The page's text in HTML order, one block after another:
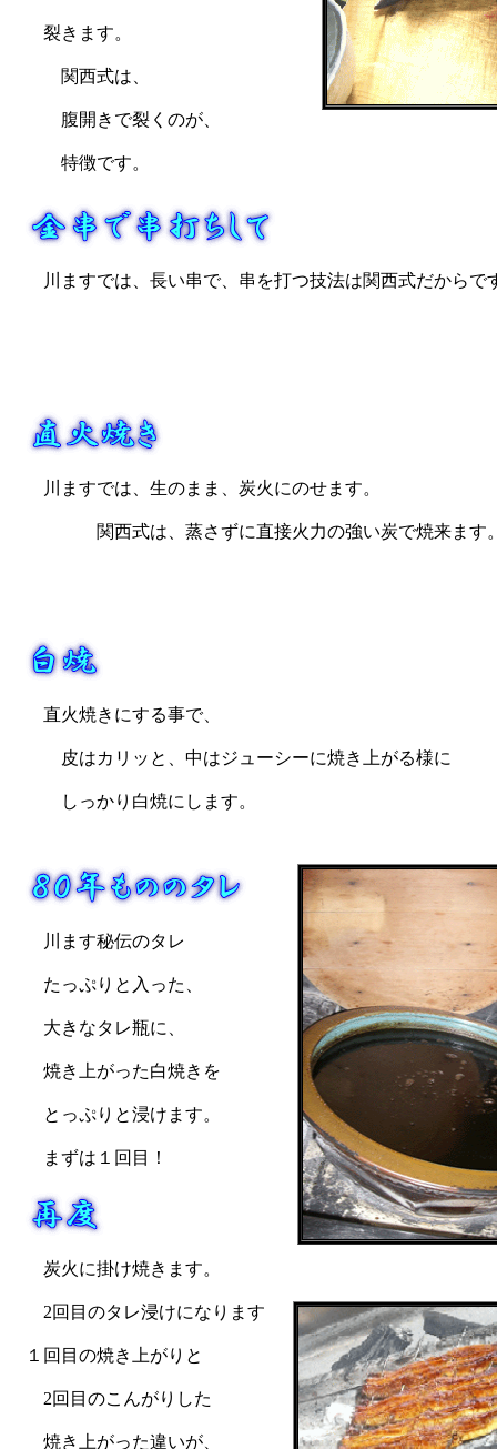
裂きます。
関西式は、
腹開きで裂くのが、
特徴です。
川ますでは、長い串で、串を打つ技法は関西式だからで
川ますでは、生のまま、炭火にのせます。
関西式は、蒸さずに直接火力の強い炭で焼来ます
直火焼きにする事で、
皮はカリッと、中はジューシーに焼き上がる様に
しっかり白焼にします。
川ます秘伝のタレ
たっぷりと入った、
大きなタレ瓶に、
焼き上がった白焼きを
とっぷりと浸けます。
まずは１回目！
炭火に掛け焼きます。
2回目のタレ浸けになります
１回目の焼き上がりと
2回目のこんがりした
焼き上がった違いが、